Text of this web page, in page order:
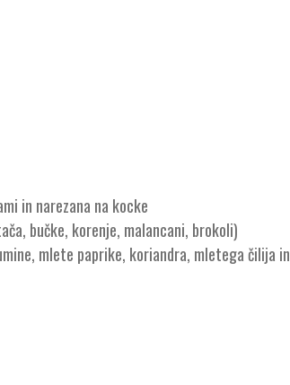
in narezana na kocke
bučke, korenje, malancani, brokoli)
mlete paprike, koriandra, mletega čilija in